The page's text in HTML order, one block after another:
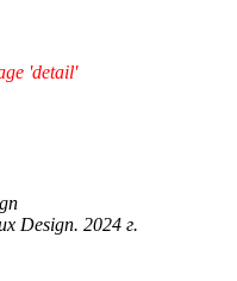
'detail'
Design. 2024 г.